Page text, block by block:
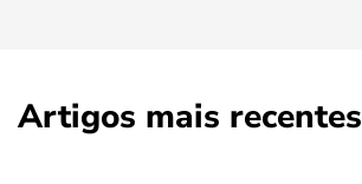
Artigos mais recentes